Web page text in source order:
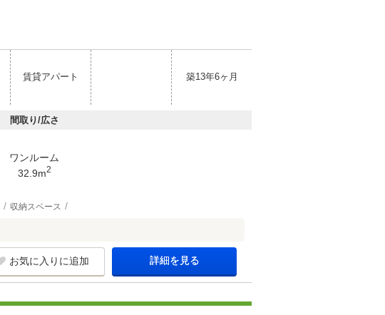
賃貸アパート 築13年6ヶ月
間取り/広さ
ワンルーム
32.9m2
収納スペース
お気に入りに追加 詳細を見る